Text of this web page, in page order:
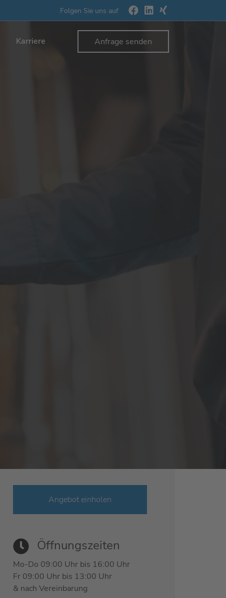
Folgen Sie uns auf
Karriere Anfrage senden
Angebot einholen
Öffnungszeiten
Mo-Do 09:00 Uhr bis 16:00 Uhr
Fr 09:00 Uhr bis 13:00 Uhr
& nach Vereinbarung